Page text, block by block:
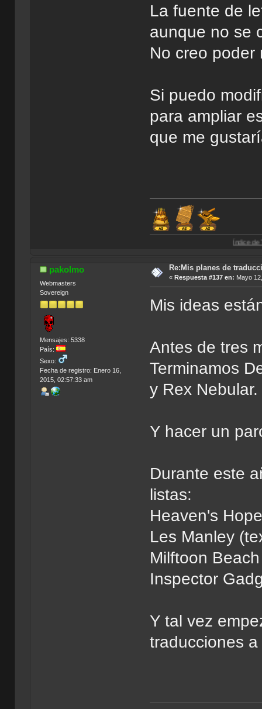
La fuente de
aunque no se
No creo poder
Si puedo
para ampliar
que me
Índice de Traducciones
pakolmo
Webmasters
Sovereign
Mensajes: 5338
País:
Sexo:
Fecha de registro: Enero 16,
2015, 02:57:33 am
Re:Mis planes de
« Respuesta #137 en: Mayo
Mis ideas
Antes de tres
Terminamos
y Rex Nebular.
Y hacer un
Durante este
listas:
Heaven's
Les Manley
Milftoon
Inspector
Y tal vez
traducciones